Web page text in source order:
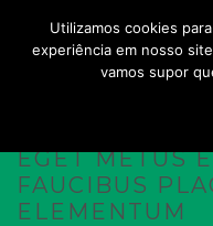
EGET METUS
FAUCIBUS
ELEMENTUM
Utilizamos cookies
experiência em nosso
vamos supor